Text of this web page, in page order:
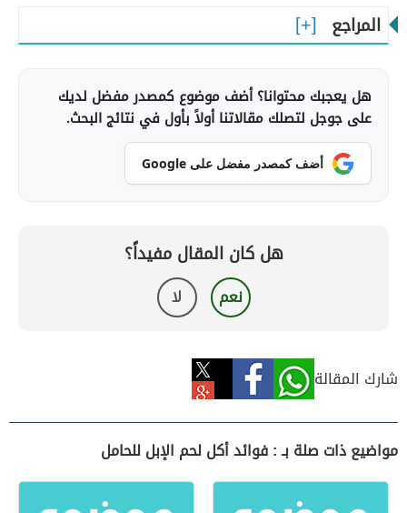
المراجع
هل يعجبك محتوانا؟ أضف موضوع كمصدر مفضل لديك
على جوجل لتصلك مقالاتنا أولاً بأول في نتائج البحث.
أضف كمصدر مفضل على Google
هل كان المقال مفيداً؟
نعم لا
شارك المقالة
مواضيع ذات صلة بـ : فوائد أكل لحم الإبل للحامل